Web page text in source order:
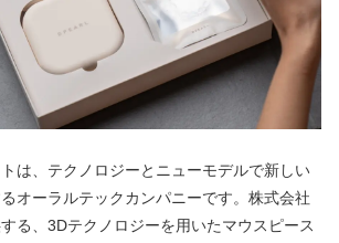
は、テクノロジーとニューモデルで新しい
オーラルテックカンパニーです。株式会社
る、3Dテクノロジーを用いたマウスピース